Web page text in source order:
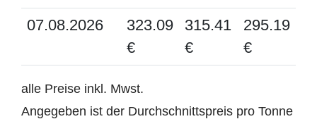
07.08.2026
323.09
€
315.41
€
295.19
€
alle Preise inkl. Mwst.
Angegeben ist der Durchschnittspreis pro Tonne